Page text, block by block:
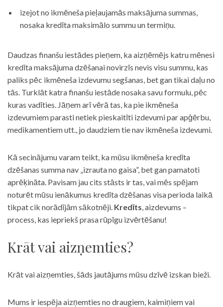
izejot no ikmēneša pieļaujamās maksājuma summas,
nosaka kredīta maksimālo summu un termiņu.
Daudzas finanšu iestādes pieņem, ka aizņēmējs katru mēnesi
kredīta maksājuma dzēšanai novirzīs nevis visu summu, kas
paliks pēc ikmēneša izdevumu segšanas, bet gan tikai daļu no
tās. Turklāt katra finanšu iestāde nosaka savu formulu, pēc
kuras vadīties. Jāņem arī vērā tas, ka pie ikmēneša
izdevumiem parasti netiek pieskaitīti izdevumi par apģērbu,
medikamentiem utt., jo daudziem tie nav ikmēneša izdevumi.
Kā secinājumu varam teikt, ka mūsu ikmēneša kredīta
dzēšanas summa nav „izrauta no gaisa”, bet gan pamatoti
aprēķināta. Pavisam jau cits stāsts ir tas, vai mēs spējam
noturēt mūsu ienākumus kredīta dzēšanas visa perioda laikā
tikpat cik norādījām sākotnēji. Kredīts, aizdevums –
process, kas iepriekš prasa rūpīgu izvērtēšanu!
Krāt vai aizņemties?
Krāt vai aizņemties, šāds jautājums mūsu dzīvē izskan bieži.
Mums ir iespēja aizņemties no draugiem, kaimiņiem vai